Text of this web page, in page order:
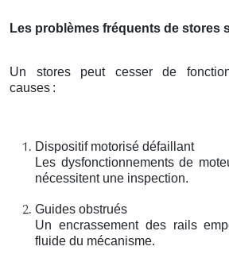
Les problèmes fréquents de stores
Un stores peut cesser de
causes :
Dispositif motorisé défaillant
Les dysfonctionnements de
nécessitent une inspection.
Guides obstrués
Un encrassement des rails
fluide du mécanisme.